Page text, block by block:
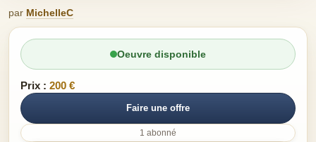
par MichelleC
Oeuvre disponible
Prix : 200 €
Faire une offre
1 abonné